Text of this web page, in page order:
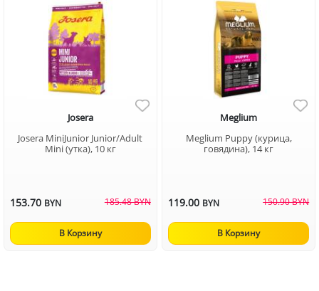
Josera
Josera MiniJunior Junior/Adult
Mini (утка), 10 кг
153.70 BYN 185.48 BYN
В Корзину
Meglium
Meglium Puppy (курица,
говядина), 14 кг
119.00 BYN 150.90 BYN
В Корзину